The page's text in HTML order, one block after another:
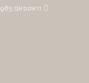
וואטסאפ:054-3454985